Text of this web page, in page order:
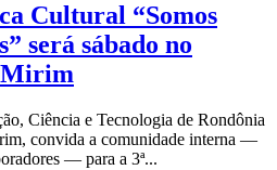
Cultural “Somos
será sábado no
Mirim
Ciência e Tecnologia de Rondônia
convida a comunidade interna —
— para a 3ª...